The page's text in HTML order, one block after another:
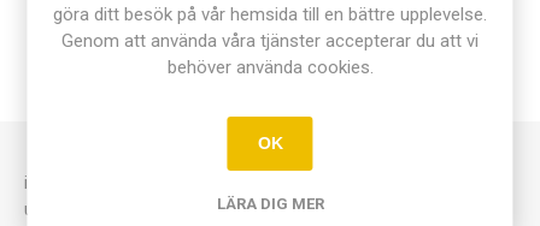
DOKUMENT
i två delar. Viktiga delar visas tydligt i olika färger och
upphöjningar.
göra ditt besök på vår hemsida till en bättre upplevelse.
Genom att använda våra tjänster accepterar du att vi
behöver använda cookies.
OK
LÄRA DIG MER